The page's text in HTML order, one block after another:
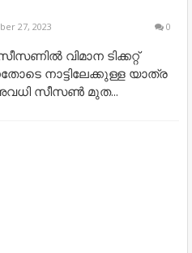
27, 2023 0
വിമാന ടിക്കറ്റ്
നാട്ടിലേക്കുള്ള യാത്ര
അവധി സീസണ്‍ മുത...